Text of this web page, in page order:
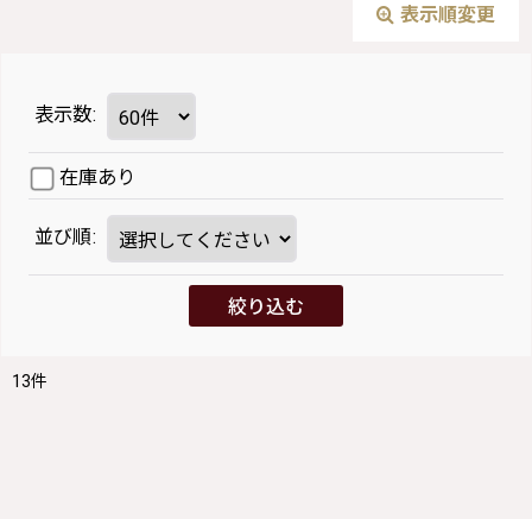
表示順変更
表示数:
在庫あり
並び順:
絞り込む
13件